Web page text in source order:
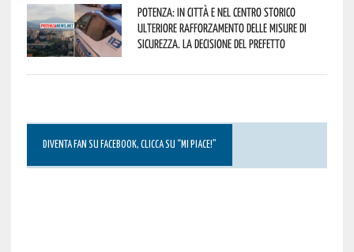
Potenza: in città e nel centro storico
ulteriore rafforzamento delle misure di
sicurezza. La decisione del Prefetto
DIVENTA FAN SU FACEBOOK, CLICCA SU “MI PIACE!”